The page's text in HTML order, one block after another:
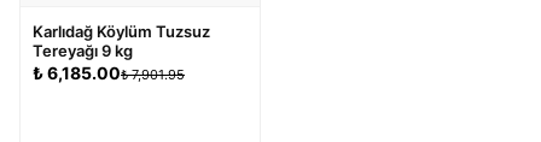
Karlıdağ Köylüm Tuzsuz
Tereyağı 9 kg
₺6,185.00₺ 7,901.95